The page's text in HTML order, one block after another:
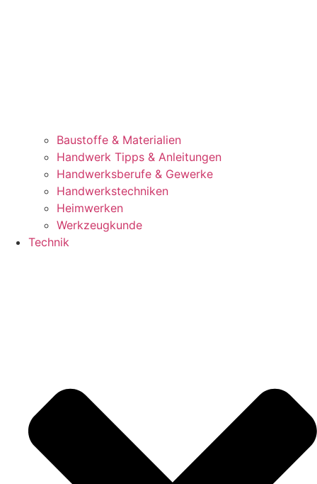
Baustoffe & Materialien
Handwerk Tipps & Anleitungen
Handwerksberufe & Gewerke
Handwerkstechniken
Heimwerken
Werkzeugkunde
Technik